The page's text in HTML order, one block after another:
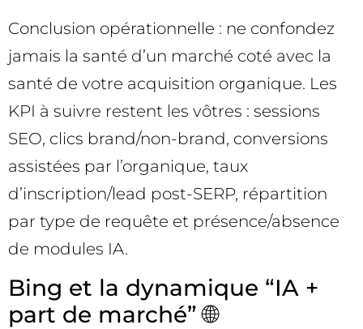
Conclusion opérationnelle : ne confondez
jamais la santé d’un marché coté avec la
santé de votre acquisition organique. Les
KPI à suivre restent les vôtres : sessions
SEO, clics brand/non-brand, conversions
assistées par l’organique, taux
d’inscription/lead post-SERP, répartition
par type de requête et présence/absence
de modules IA.
Bing et la dynamique “IA +
part de marché” 🌐